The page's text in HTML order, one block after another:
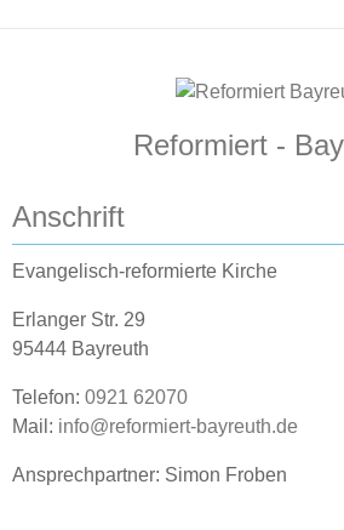
Reformiert -
Anschrift
Evangelisch-reformierte Kirche
Erlanger Str. 29
95444 Bayreuth
Telefon: 0921 62070
Mail: info@reformiert-bayreuth.de
Ansprechpartner: Simon Froben